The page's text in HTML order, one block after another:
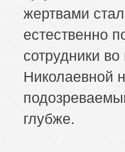
жертвами
естественно
сотрудники
Николаевной
глубже.